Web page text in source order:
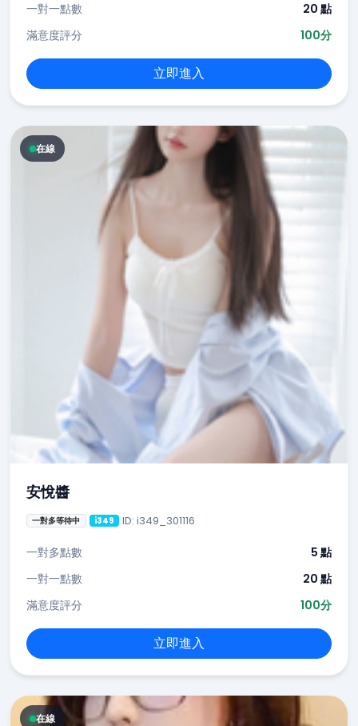
一對一點數
20 點
滿意度評分
100分
立即進入
在線
安悅醬
一對多等待中 i349 ID: i349_301116
一對多點數
5 點
一對一點數
20 點
滿意度評分
100分
立即進入
在線